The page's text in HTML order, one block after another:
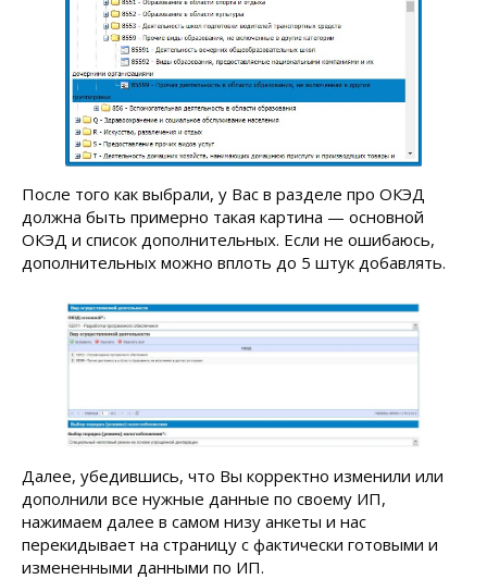
После того как выбрали, у Вас в разделе про ОКЭД
должна быть примерно такая картина — основной
ОКЭД и список дополнительных. Если не ошибаюсь,
дополнительных можно вплоть до 5 штук добавлять.
Далее, убедившись, что Вы корректно изменили или
дополнили все нужные данные по своему ИП,
нажимаем далее в самом низу анкеты и нас
перекидывает на страницу с фактически готовыми и
измененными данными по ИП.